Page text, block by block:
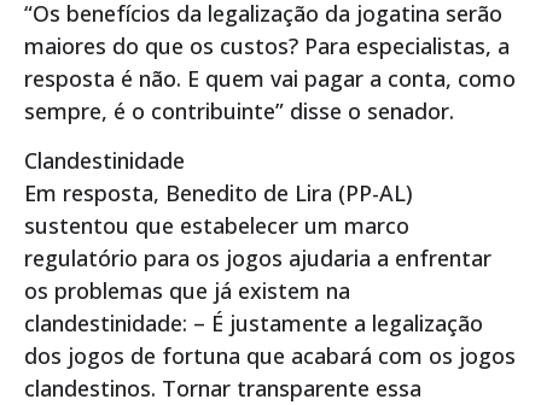
“Os benefícios da legalização da jogatina serão
maiores do que os custos? Para especialistas, a
resposta é não. E quem vai pagar a conta, como
sempre, é o contribuinte” disse o senador.
Clandestinidade
Em resposta, Benedito de Lira (PP-AL)
sustentou que estabelecer um marco
regulatório para os jogos ajudaria a enfrentar
os problemas que já existem na
clandestinidade: – É justamente a legalização
dos jogos de fortuna que acabará com os jogos
clandestinos. Tornar transparente essa